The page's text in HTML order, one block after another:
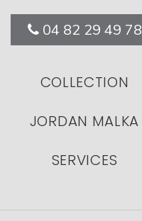
04 82 29 49 78
COLLECTION
JORDAN MALKA
SERVICES